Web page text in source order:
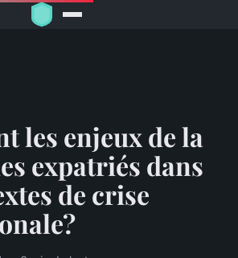
les enjeux de la
expatriés dans
de crise